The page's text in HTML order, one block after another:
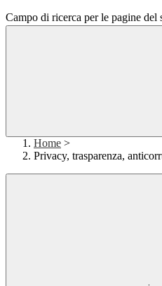
Campo di ricerca per le pagine del
Home >
Privacy, trasparenza,